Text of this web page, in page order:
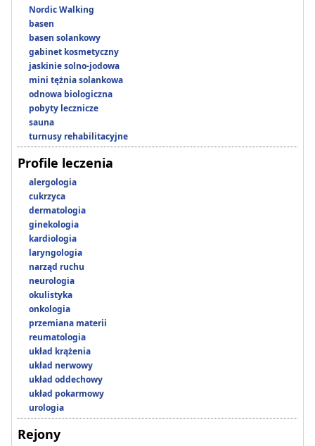
Nordic Walking
basen
basen solankowy
gabinet kosmetyczny
jaskinie solno-jodowa
mini tężnia solankowa
odnowa biologiczna
pobyty lecznicze
sauna
turnusy rehabilitacyjne
Profile leczenia
alergologia
cukrzyca
dermatologia
ginekologia
kardiologia
laryngologia
narząd ruchu
neurologia
okulistyka
onkologia
przemiana materii
reumatologia
układ krążenia
układ nerwowy
układ oddechowy
układ pokarmowy
urologia
Rejony